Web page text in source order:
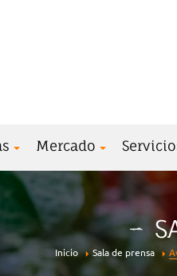
Mercado
Inicio Sala de prensa